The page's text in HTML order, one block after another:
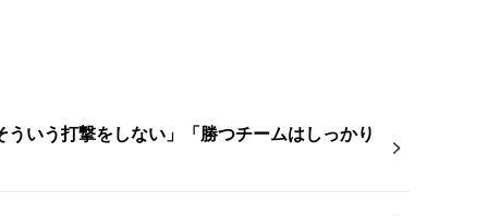
いう打撃をしない」「勝つチームはしっかり